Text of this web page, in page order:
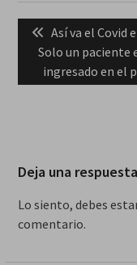
Navegación
de
entradas
Previous
post:
Así va el Covid
Solo un paciente
ingresado en el
Deja una respuesta
Lo siento, debes
comentario.